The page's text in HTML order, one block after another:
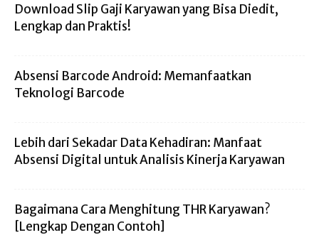
Download Slip Gaji Karyawan yang Bisa Diedit,
Lengkap dan Praktis!
Absensi Barcode Android: Memanfaatkan
Teknologi Barcode
Lebih dari Sekadar Data Kehadiran: Manfaat
Absensi Digital untuk Analisis Kinerja Karyawan
Bagaimana Cara Menghitung THR Karyawan?
[Lengkap Dengan Contoh]